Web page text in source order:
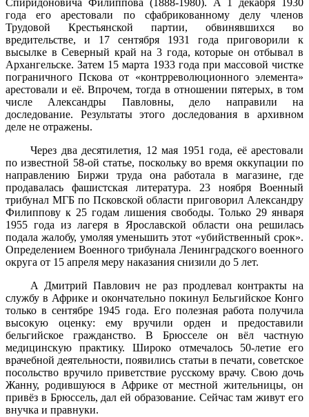
Спиридоновича Филиппова (1888-1980). А 1 декабря 1930
года его арестовали по сфабрикованному делу членов
Трудовой Крестьянской партии, обвинявшихся во
вредительстве, и 17 сентября 1931 года приговорили к
высылке в Северный край на 3 года, которые он отбывал в
Архангельске. Затем 15 марта 1933 года при массовой чистке
пограничного Пскова от «контрреволюционного элемента»
арестовали и её. Впрочем, тогда в отношении пятерых, в том
числе Александры Павловны, дело направили на
доследование. Результаты этого доследования в архивном
деле не отражены.
Через два десятилетия, 12 мая 1951 года, её арестовали
по известной 58-ой статье, поскольку во время оккупации по
направлению Биржи труда она работала в магазине, где
продавалась фашистская литература. 23 ноября Военный
трибунал МГБ по Псковской области приговорил Александру
Филиппову к 25 годам лишения свободы. Только 29 января
1955 года из лагеря в Ярославской области она решилась
подала жалобу, умоляя уменьшить этот «убийственный срок».
Определением Военного трибунала Ленинградского военного
округа от 15 апреля меру наказания снизили до 5 лет.
А Дмитрий Павлович не раз продлевал контракты на
службу в Африке и окончательно покинул Бельгийское Конго
только в сентябре 1945 года. Его полезная работа получила
высокую оценку: ему вручили орден и предоставили
бельгийское гражданство. В Брюсселе он вёл частную
медицинскую практику. Широко отмечалось 50-летие его
врачебной деятельности, появились статьи в печати, советское
посольство вручило приветствие русскому врачу. Свою дочь
Жанну, родившуюся в Африке от местной жительницы, он
привёз в Брюссель, дал ей образование. Сейчас там живут его
внучка и правнуки.